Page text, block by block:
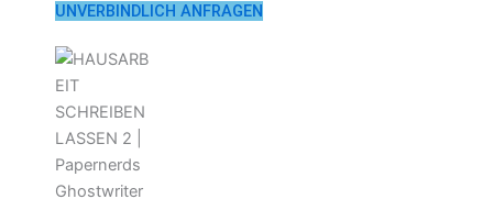
UNVERBINDLICH ANFRAGEN